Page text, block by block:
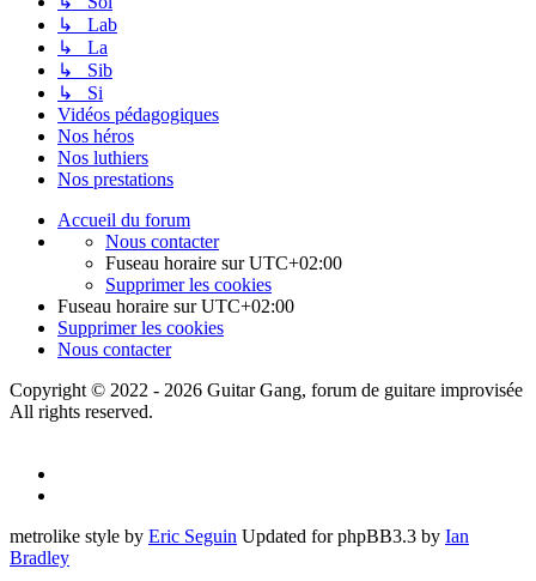
↳ Lab
↳ La
↳ Sib
↳ Si
Vidéos pédagogiques
Nos héros
Nos luthiers
Nos prestations
Accueil du forum
Nous contacter
Fuseau horaire surUTC+02:00
Supprimer les cookies
Fuseau horaire surUTC+02:00
Supprimer les cookies
Nous contacter
Copyright © 2022 - 2026 Guitar Gang, forum de guitare improvisée
All rights reserved.
metrolike style by Eric Seguin Updated for phpBB3.3 by Ian
Bradley